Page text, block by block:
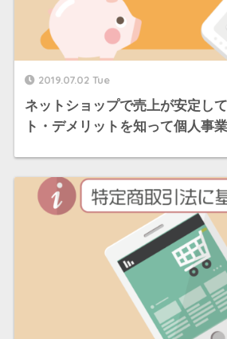
2019.07.02 Tue
ネットショップで売上が安定し
ト・デメリットを知って個人事